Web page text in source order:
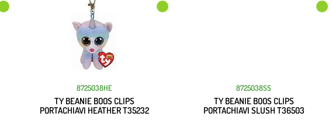
8725038HE
TY BEANIE BOOS CLIPS
PORTACHIAVI HEATHER T35232
8725038SS
TY BEANIE BOOS CLIPS
PORTACHIAVI SLUSH T36503